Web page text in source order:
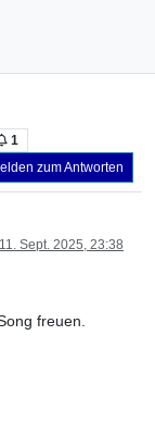
1
zum Antworten
11. Sept. 2025, 23:38
freuen.